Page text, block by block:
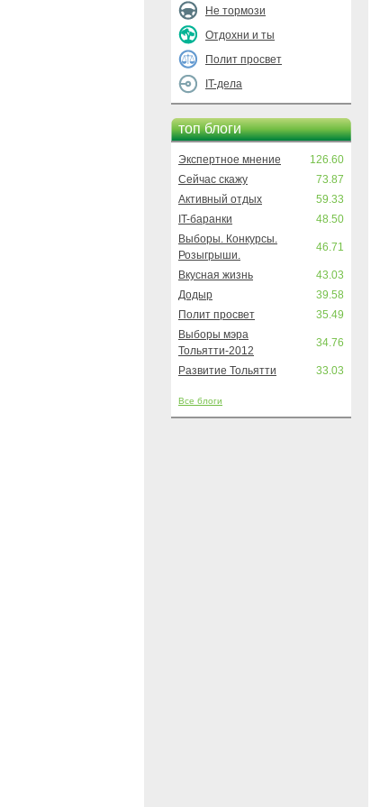
Не тормози
Отдохни и ты
Полит просвет
IT-дела
топ блоги
Экспертное мнение
126.60
Сейчас скажу
73.87
Активный отдых
59.33
IT-баранки
48.50
Выборы. Конкурсы.
Розыгрыши.
46.71
Вкусная жизнь
43.03
Додыр
39.58
Полит просвет
35.49
Выборы мэра
Тольятти-2012
34.76
Развитие Тольятти 33.03
Все блоги